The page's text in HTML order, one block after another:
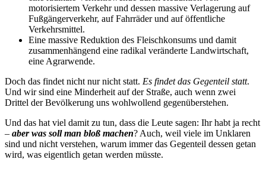
motorisiertem Verkehr und dessen massive Verlagerung auf
Fußgängerverkehr, auf Fahrräder und auf öffentliche
Verkehrsmittel.
Eine massive Reduktion des Fleischkonsums und damit
zusammenhängend eine radikal veränderte Landwirtschaft,
eine Agrarwende.
Doch das findet nicht nur nicht statt. Es findet das Gegenteil statt.
Und wir sind eine Minderheit auf der Straße, auch wenn zwei
Drittel der Bevölkerung uns wohlwollend gegenüberstehen.
Und das hat viel damit zu tun, dass die Leute sagen: Ihr habt ja recht
– aber was soll man bloß machen? Auch, weil viele im Unklaren
sind und nicht verstehen, warum immer das Gegenteil dessen getan
wird, was eigentlich getan werden müsste.